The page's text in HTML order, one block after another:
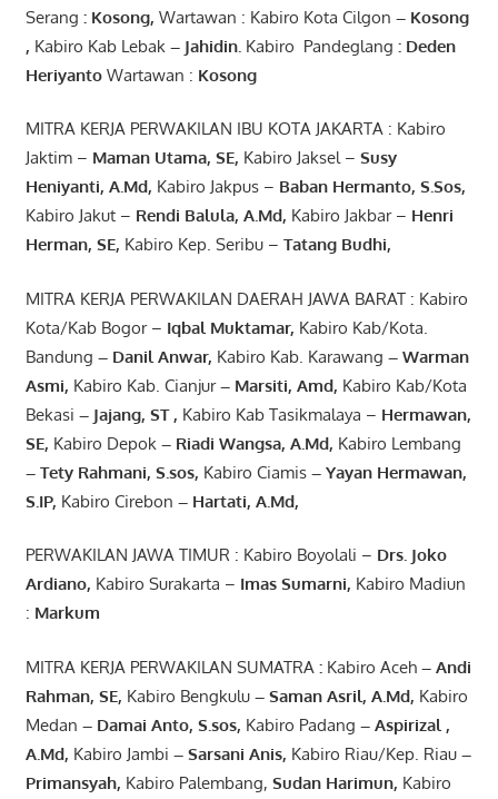
Serang : Kosong, Wartawan : Kabiro Kota Cilgon – Kosong
, Kabiro Kab Lebak – Jahidin. Kabiro Pandeglang : Deden
Heriyanto Wartawan : Kosong
MITRA KERJA PERWAKILAN IBU KOTA JAKARTA : Kabiro
Jaktim – Maman Utama, SE, Kabiro Jaksel – Susy
Heniyanti, A.Md, Kabiro Jakpus – Baban Hermanto, S.Sos,
Kabiro Jakut – Rendi Balula, A.Md, Kabiro Jakbar – Henri
Herman, SE, Kabiro Kep. Seribu – Tatang Budhi,
MITRA KERJA PERWAKILAN DAERAH JAWA BARAT : Kabiro
Kota/Kab Bogor – Iqbal Muktamar, Kabiro Kab/Kota.
Bandung – Danil Anwar, Kabiro Kab. Karawang –Warman
Asmi, Kabiro Kab. Cianjur– Marsiti, Amd, Kabiro Kab/Kota
Bekasi – Jajang, ST , Kabiro Kab Tasikmalaya – Hermawan,
SE, Kabiro Depok – Riadi Wangsa, A.Md, Kabiro Lembang
– Tety Rahmani, S.sos, Kabiro Ciamis– Yayan Hermawan,
S.IP, Kabiro Cirebon – Hartati, A.Md,
PERWAKILAN JAWA TIMUR : Kabiro Boyolali – Drs. Joko
Ardiano, Kabiro Surakarta – Imas Sumarni, Kabiro Madiun
: Markum
MITRA KERJA PERWAKILAN SUMATRA :Kabiro Aceh– Andi
Rahman, SE, Kabiro Bengkulu– Saman Asril, A.Md, Kabiro
Medan – Damai Anto, S.sos, Kabiro Padang – Aspirizal ,
A.Md, Kabiro Jambi – Sarsani Anis, Kabiro Riau/Kep. Riau–
Primansyah, Kabiro Palembang, Sudan Harimun, Kabiro